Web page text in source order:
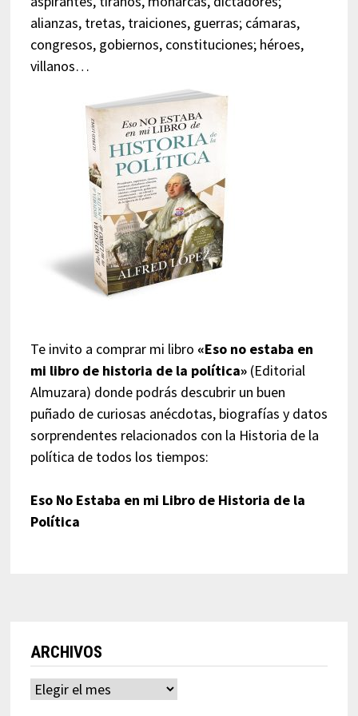
alianzas, tretas, traiciones, guerras; cámaras,
congresos, gobiernos, constituciones; héroes,
villanos…
Te invito a comprar mi libro «Eso no estaba en
mi libro de historia de la política»(Editorial
Almuzara) donde podrás descubrir un buen
puñado de curiosas anécdotas, biografías y datos
sorprendentes relacionados con la Historia de la
política de todos los tiempos:
Eso No Estaba en mi Libro de Historia de la
Política
ARCHIVOS
Archivos